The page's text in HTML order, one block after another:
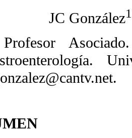
JC González1